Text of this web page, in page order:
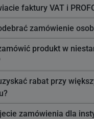
faktury VAT i
zamówienie
produkt w
rabat przy
zamówienia dla